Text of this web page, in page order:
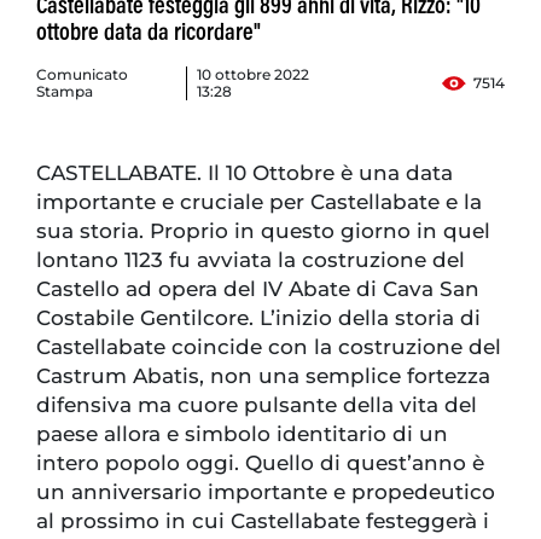
Castellabate festeggia gli 899 anni di vita, Rizzo: "10
ottobre data da ricordare"
Comunicato
Stampa
10 ottobre 2022
13:28
7514
CASTELLABATE. Il 10 Ottobre è una data
importante e cruciale per Castellabate e la
sua storia. Proprio in questo giorno in quel
lontano 1123 fu avviata la costruzione del
Castello ad opera del IV Abate di Cava San
Costabile Gentilcore. L’inizio della storia di
Castellabate coincide con la costruzione del
Castrum Abatis, non una semplice fortezza
difensiva ma cuore pulsante della vita del
paese allora e simbolo identitario di un
intero popolo oggi. Quello di quest’anno è
un anniversario importante e propedeutico
al prossimo in cui Castellabate festeggerà i